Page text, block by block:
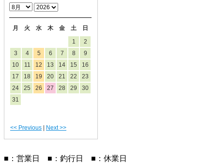
月 火 水 木 金 土 日
<< Previous Next >>
1
2
3
4 5 6 7 8
9
10
11 12 13 14 15
16
17
18 19 20 21 22
23
24
25 26 27 28 29
30
31
■ ：営業日 ■ ：釣行日 ■ ：休業日